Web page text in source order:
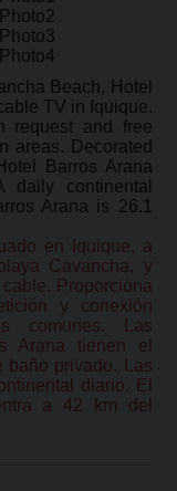
Beach, Hotel
TV in Iquique.
request and free
areas. Decorated
Barros Arana
daily continental
Arana is 26.1
en Iquique, a
Cavancha, y
Proporciona
y conexión
comunes. Las
Arana tienen el
baño privado. Las
diario. El
a 42 km del